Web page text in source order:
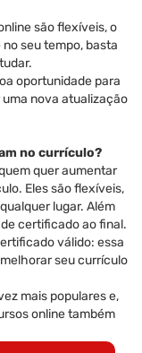
são flexíveis, o
seu tempo, basta
oportunidade para
nova atualização
no currículo?
quer aumentar
Eles são flexíveis,
lugar. Além
certificado ao final.
válido: essa
seu currículo
mais populares e,
online também